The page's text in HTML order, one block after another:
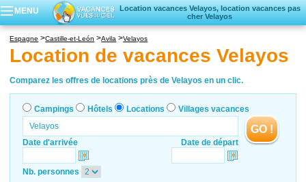
MENU
Location vacances Velayos, location vacances pas
cher Velayos
Locations vacances
Villages vacances
Espagne Castille-et-León Avila Velayos
Location de vacances Velayos
Comparez les offres de locations près de Velayos en un clic.
Campings Hôtels Locations Villages vacances
Date d'arrivée Date de départ
GO !
Nb. personnes